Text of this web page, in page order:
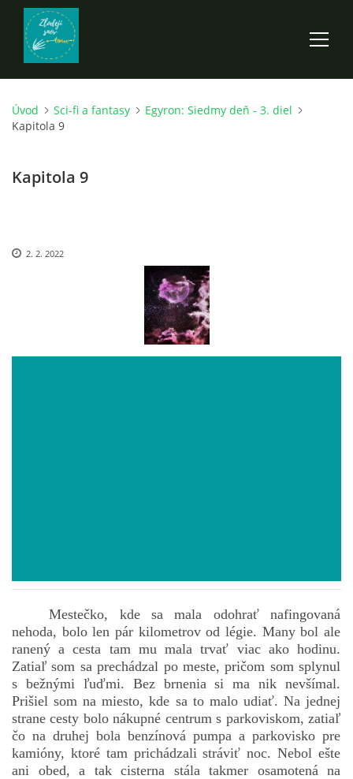
ÚVOD
EGYRON: SIEDMY DEŇ - 3. DIEL
TARA
VÍLA NA BRONZOVEJ ULICI
VLČÍ MOR
bludicka.cirezlo@gmail.com
Úvod Sci-fi a fantasy
Egyron: Siedmy deň - 3. diel
Kapitola 9
Kapitola 9
2. 2. 2022
Mestečko, kde sa mala odohrať nafingovaná
nehoda, bolo len pár kilometrov od légie. Many bol ale
ranený a cesta tam mu mala trvať viac ako hodinu.
Zatiaľ som sa prechádzal po meste, pričom som splynul
s bežnými ľuďmi. Bez brnenia si ma nik nevšímal.
Prišiel som na miesto, kde sa to malo udiať. Na jednej
strane cesty bolo nákupné centrum s parkoviskom, zatiaľ
čo na druhej bola benzínová pumpa a parkovisko pre
kamióny, ktoré tam prichádzali stráviť noc. Nebol ešte
ani obed, a tak cisterna stála takmer osamotená na